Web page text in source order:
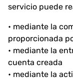
servicio puede
• mediante la
proporcionada
• mediante la
cuenta creada
• mediante la